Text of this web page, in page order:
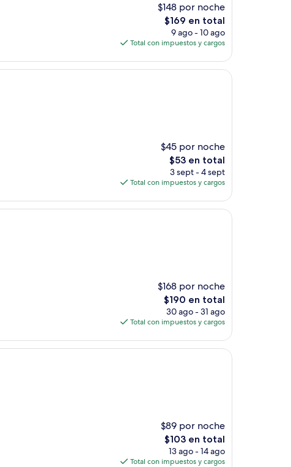
$148 por noche
El
precio
actual
de
$169 en total
9 ago - 10 ago
Total con impuestos y cargos
$45 por noche
El
precio
actual
de
$53 en total
3 sept - 4 sept
Total con impuestos y cargos
$168 por noche
El
precio
actual
de
$190 en total
30 ago - 31 ago
Total con impuestos y cargos
$89 por noche
El
precio
actual
$103 en total
13 ago - 14 ago
Total con impuestos y cargos